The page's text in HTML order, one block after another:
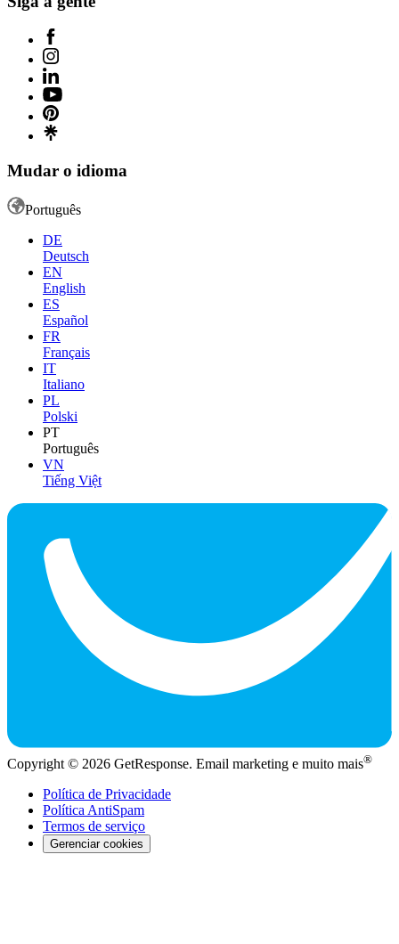
Mudar o idioma
Português
DE
Deutsch
EN
English
ES
Español
FR
Français
IT
Italiano
PL
Polski
PT
Português
VN
Tiếng Việt
Copyright © 2026 GetResponse. Email marketing e muito mais®
Política de Privacidade
Política AntiSpam
Termos de serviço
Gerenciar cookies